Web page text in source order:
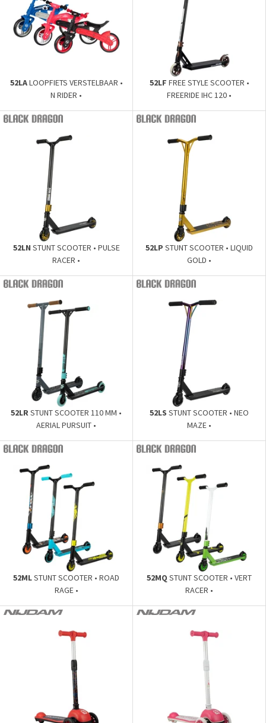
52LALOOPFIETS VERSTELBAAR •
N RIDER •
52LF FREE STYLE SCOOTER •
FREERIDE IHC 120 •
52LN STUNT SCOOTER • PULSE
RACER •
52LP STUNT SCOOTER • LIQUID
GOLD •
52LR STUNT SCOOTER 110 MM •
AERIAL PURSUIT •
52LS STUNT SCOOTER • NEO
MAZE •
52MLSTUNT SCOOTER • ROAD
RAGE •
52MQ STUNT SCOOTER • VERT
RACER •